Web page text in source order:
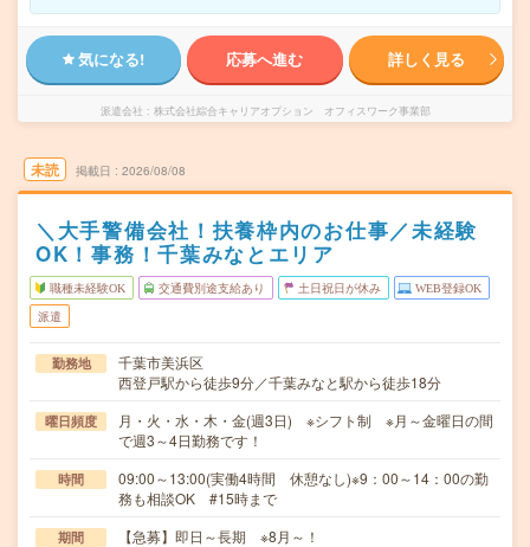
気になる! 応募へ進む 詳しく見る
派遣会社 株式会社綜合キャリアオプション オフィスワーク事業部
未読 掲載日 2026/08/08
＼大手警備会社！扶養枠内のお仕事／未経験
OK！事務！千葉みなとエリア
職種未経験OK 交通費別途支給あり 土日祝日が休み WEB登録OK
派遣
勤務地
千葉市美浜区
西登戸駅から徒歩9分／千葉みなと駅から徒歩18分
曜日頻度
月・火・水・木・金(週3日) ※シフト制 ※月～金曜日の間
で週3～4日勤務です！
時間
09:00～13:00(実働4時間 休憩なし)※9：00～14：00の勤
務も相談OK #15時まで
期間 【急募】即日～長期 ※8月～！